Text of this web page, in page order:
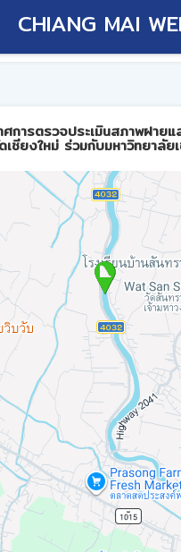
CHIANG MAI
การตรวจประเมินสภาพฝาย
ชียงใหม่ ร่วมกับมหาวิทยาลัย